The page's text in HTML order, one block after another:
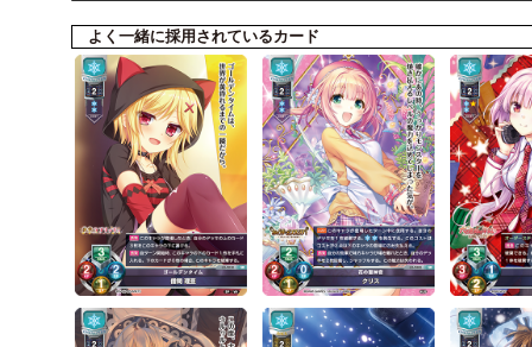
よく一緒に採用されているカード